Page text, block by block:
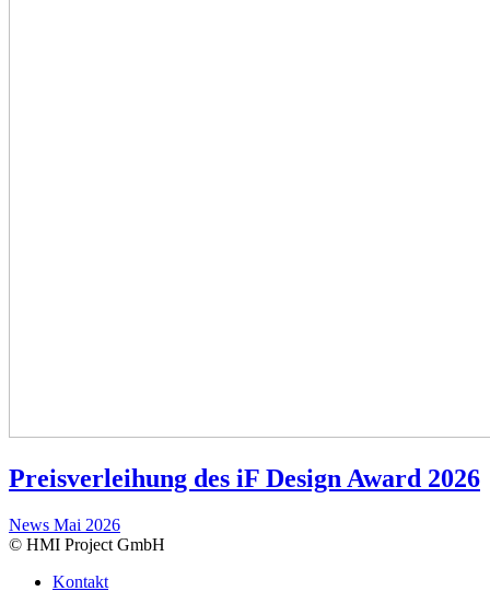
Preisverleihung des iF Design Award 2026
News Mai 2026
© HMI Project GmbH
Kontakt